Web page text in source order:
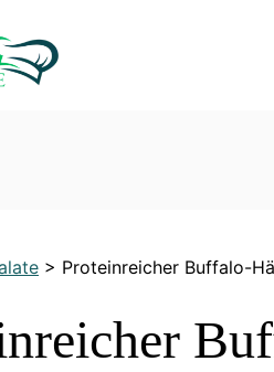
> Proteinreicher Buffalo-